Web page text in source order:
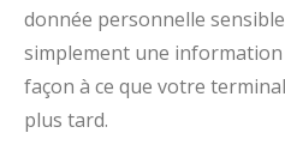
donnée personnelle
simplement une
façon à ce que votre
plus tard.